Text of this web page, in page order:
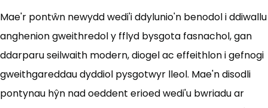
Mae'r pontŵn newydd wedi'i ddylunio'n benodol i ddiwallu
anghenion gweithredol y fflyd bysgota fasnachol, gan
ddarparu seilwaith modern, diogel ac effeithlon i gefnogi
gweithgareddau dyddiol pysgotwyr lleol. Mae'n disodli
pontynau hŷn nad oeddent erioed wedi'u bwriadu ar